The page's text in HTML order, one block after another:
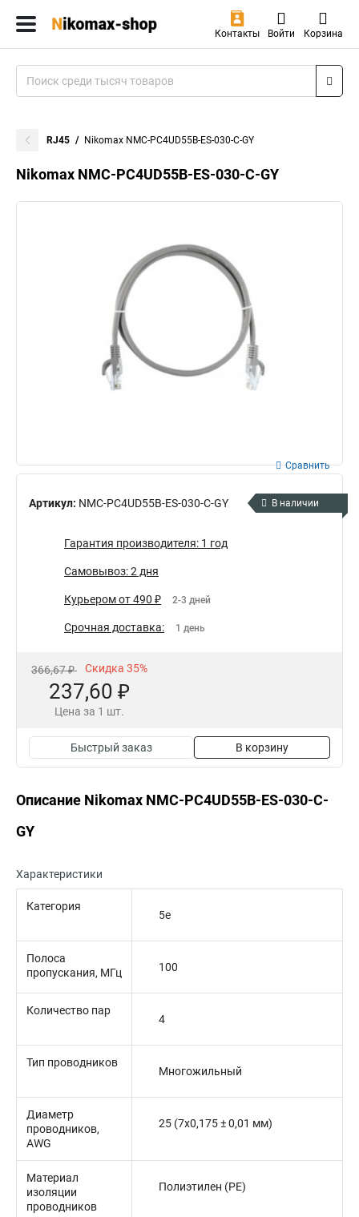
Контакты Войти Корзина
RJ45 Nikomax NMC-PC4UD55B-ES-030-C-GY
Nikomax NMC-PC4UD55B-ES-030-C-GY
Артикул: NMC-PC4UD55B-ES-030-C-GY
Сравнить
В наличии
Гарантия производителя: 1 год
Самовывоз: 2 дня
Курьером от 490 ₽ 2-3 дней
Срочная доставка: 1 день
366,67 ₽ Скидка 35%
237,60 ₽
Цена за 1 шт.
Быстрый заказ В корзину
Описание Nikomax NMC-PC4UD55B-ES-030-C-
GY
Характеристики
Категория
5e
Полоса
пропускания, МГц
100
Количество пар
4
Тип проводников
Многожильный
Диаметр
проводников,
AWG
25 (7x0,175 ± 0,01 мм)
Материал
изоляции
проводников
Полиэтилен (PE)